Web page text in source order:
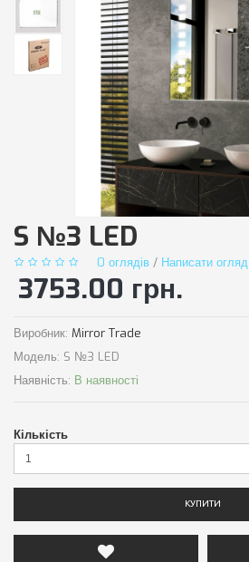
S №3 LED
0 оглядів/ Написати огляд
3753.00 грн.
Виробник: Mirror Trade
Модель: S №3 LED
Наявність: В наявності
Кількість
КУПИТИ